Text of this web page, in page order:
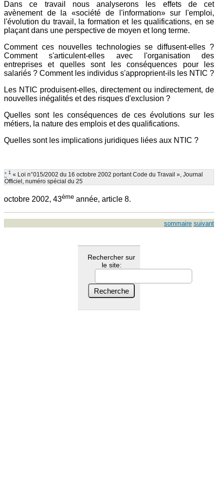
Dans ce travail nous analyserons les effets de cet
avènement de la «société de l'information» sur l'emploi,
l'évolution du travail, la formation et les qualifications, en se
plaçant dans une perspective de moyen et long terme.
Comment ces nouvelles technologies se diffusent-elles ?
Comment s'articulent-elles avec l'organisation des
entreprises et quelles sont les conséquences pour les
salariés ? Comment les individus s'approprient-ils les NTIC ?
Les NTIC produisent-elles, directement ou indirectement, de
nouvelles inégalités et des risques d'exclusion ?
Quelles sont les conséquences de ces évolutions sur les
métiers, la nature des emplois et des qualifications.
Quelles sont les implications juridiques liées aux NTIC ?
* 1 « Loi n°015/2002 du 16 octobre 2002 portant Code du Travail », Journal
Officiel, numéro spécial du 25
octobre 2002, 43ème année, article 8.
sommaire suivant
Rechercher sur
le site: